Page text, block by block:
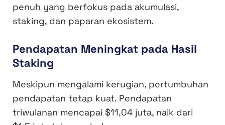
penuh yang berfokus pada akumulasi,
staking, dan paparan ekosistem.
Pendapatan Meningkat pada Hasil
Staking
Meskipun mengalami kerugian, pertumbuhan
pendapatan tetap kuat. Pendapatan
triwulanan mencapai $11,04 juta, naik dari